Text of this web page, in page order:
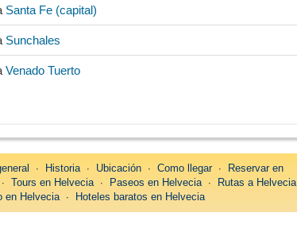
Santa Fe (capital)
Sunchales
Venado Tuerto
∙ Historia ∙ Ubicación ∙Como llegar∙ Reservar en
Tours en Helvecia∙ Paseos en Helvecia∙ Rutas a Helvecia
en Helvecia ∙ Hoteles baratos en Helvecia